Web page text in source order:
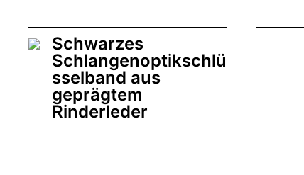
Schwarzes
Schlangenoptikschlü
sselband aus
geprägtem
Rinderleder